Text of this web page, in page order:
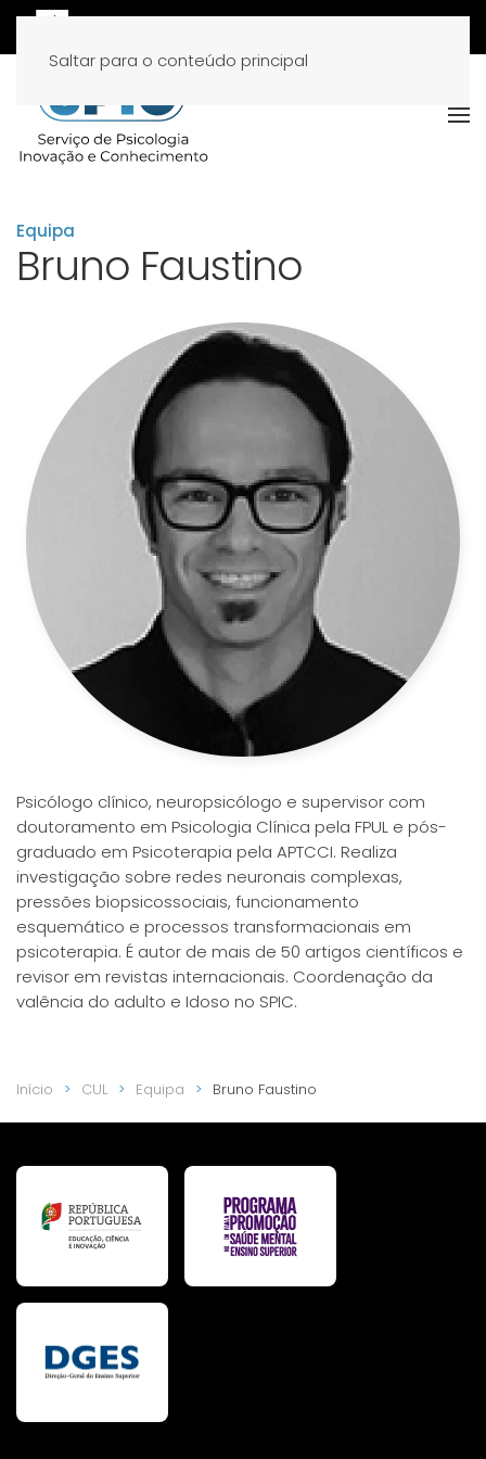
Saltar para o conteúdo principal
Equipa
Bruno Faustino
Psicólogo clínico, neuropsicólogo e supervisor com
doutoramento em Psicologia Clínica pela FPUL e pós-
graduado em Psicoterapia pela APTCCI. Realiza
investigação sobre redes neuronais complexas,
pressões biopsicossociais, funcionamento
esquemático e processos transformacionais em
psicoterapia. É autor de mais de 50 artigos científicos e
revisor em revistas internacionais. Coordenação da
valência do adulto e Idoso no SPIC.
Início CUL Equipa Bruno Faustino